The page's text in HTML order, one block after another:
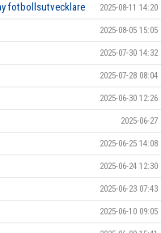
fotbollsutvecklare 2025-08-11 14:20
2025-08-05 15:05
2025-07-30 14:32
2025-07-28 08:04
2025-06-30 12:26
2025-06-27
2025-06-25 14:08
2025-06-24 12:30
2025-06-23 07:43
2025-06-10 09:05